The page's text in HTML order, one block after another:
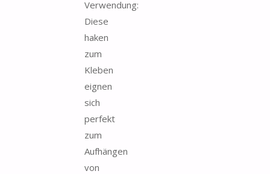
Verwendung:
Diese
haken
zum
Kleben
eignen
sich
perfekt
zum
Aufhängen
von